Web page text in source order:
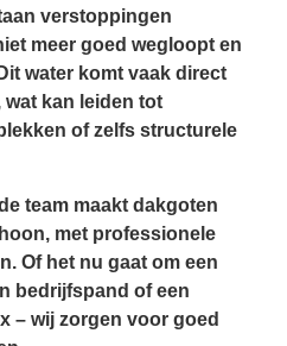
verstoppingen
meer goed wegloopt en
water komt vaak direct
kan leiden tot
of zelfs structurele
team maakt dakgoten
met professionele
Of het nu gaat om een
bedrijfspand of een
– wij zorgen voor goed